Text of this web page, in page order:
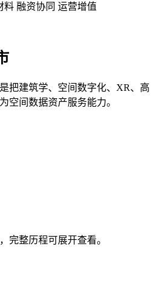
料 融资协同 运营增值
把建筑学、空间数字化、XR、高
空间数据资产服务能力。
完整历程可展开查看。